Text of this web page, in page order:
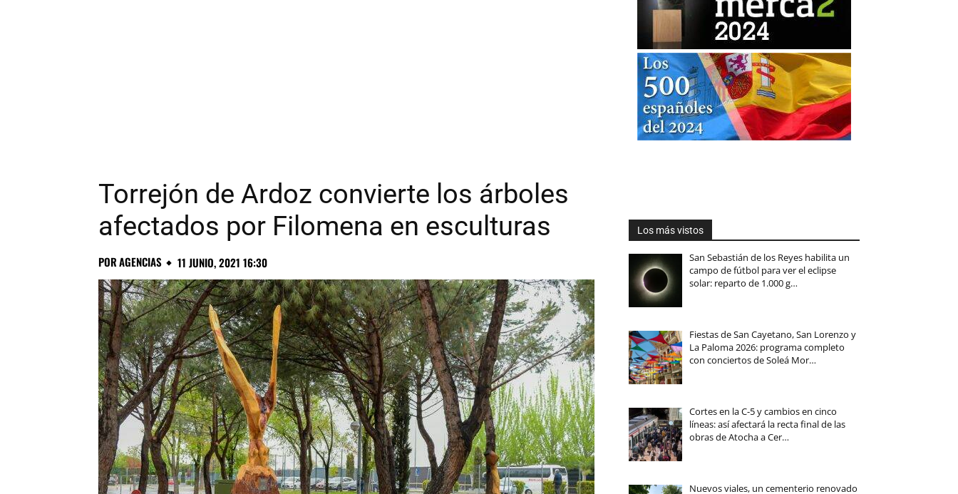
Torrejón de Ardoz convierte los árboles
afectados por Filomena en esculturas
PORAGENCIAS 11 JUNIO, 2021 16:30
Los más vistos
San Sebastián de los Reyes habilita un
campo de fútbol para ver el eclipse
solar: reparto de 1.000 g…
Fiestas de San Cayetano, San Lorenzo y
La Paloma 2026: programa completo
con conciertos de Soleá Mor…
Cortes en la C-5 y cambios en cinco
líneas: así afectará la recta final de las
obras de Atocha a Cer…
Nuevos viales, un cementerio renovado